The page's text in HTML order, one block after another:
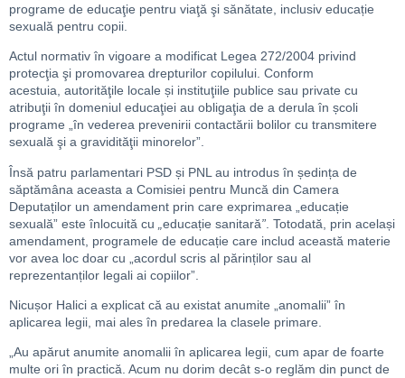
programe de educaţie pentru viaţă şi sănătate, inclusiv educație
sexuală pentru copii.
Actul normativ în vigoare a modificat Legea 272/2004 privind
protecţia şi promovarea drepturilor copilului. Conform
acestuia, autorităţile locale și instituţiile publice sau private cu
atribuţii în domeniul educaţiei au obligaţia de a derula în școli
programe „în vederea prevenirii contactării bolilor cu transmitere
sexuală şi a gravidităţii minorelor”.
Însă patru parlamentari PSD și PNL au introdus în ședința de
săptămâna aceasta a Comisiei pentru Muncă din Camera
Deputaților un amendament prin care exprimarea „educație
sexuală” este înlocuită cu
educație sanitară” . Totodată, prin același
amendament, programele de educație care includ această materie
vor avea loc doar cu „acordul scris al părinților sau al
reprezentanților legali ai copiilor”.
Nicușor Halici a explicat că au existat anumite „anomalii” în
aplicarea legii, mai ales în predarea la clasele primare.
„Au apărut anumite anomalii în aplicarea legii, cum apar de foarte
multe ori în practică. Acum nu dorim decât s-o reglăm din punct de